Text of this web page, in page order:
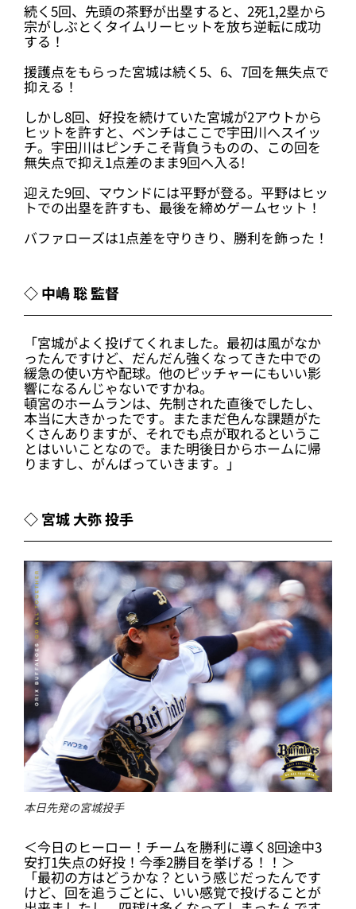
続く5回、先頭の茶野が出塁すると、2死1,2塁から
宗がしぶとくタイムリーヒットを放ち逆転に成功
する！
援護点をもらった宮城は続く5、6、7回を無失点で
抑える！
しかし8回、好投を続けていた宮城が2アウトから
ヒットを許すと、ベンチはここで宇田川へスイッ
チ。宇田川はピンチこそ背負うものの、この回を
無失点で抑え1点差のまま9回へ入る!
迎えた9回、マウンドには平野が登る。平野はヒッ
トでの出塁を許すも、最後を締めゲームセット！
バファローズは1点差を守りきり、勝利を飾った！
◇ 中嶋 聡 監督
「宮城がよく投げてくれました。最初は風がなか
ったんですけど、だんだん強くなってきた中での
緩急の使い方や配球。他のピッチャーにもいい影
響になるんじゃないですかね。
頓宮のホームランは、先制された直後でしたし、
本当に大きかったです。またまだ色んな課題がた
くさんありますが、それでも点が取れるというこ
とはいいことなので。また明後日からホームに帰
りますし、がんばっていきます。」
◇ 宮城 大弥 投手
本日先発の宮城投手
＜今日のヒーロー！チームを勝利に導く8回途中3
安打1失点の好投！今季2勝目を挙げる！！＞
「最初の方はどうかな？という感じだったんです
けど、回を追うごとに、いい感覚で投げることが